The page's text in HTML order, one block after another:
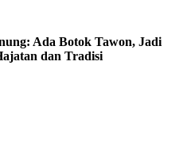
Ada Botok Tawon, Jadi
dan Tradisi